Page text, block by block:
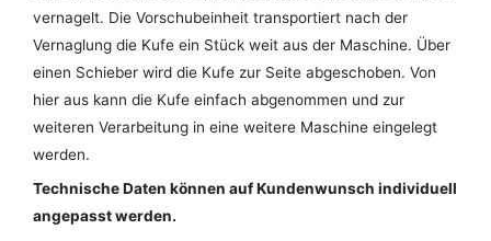
vernagelt. Die Vorschubeinheit transportiert nach der
Vernaglung die Kufe ein Stück weit aus der Maschine. Über
einen Schieber wird die Kufe zur Seite abgeschoben. Von
hier aus kann die Kufe einfach abgenommen und zur
weiteren Verarbeitung in eine weitere Maschine eingelegt
werden.
Technische Daten können auf Kundenwunsch individuell
angepasst werden.